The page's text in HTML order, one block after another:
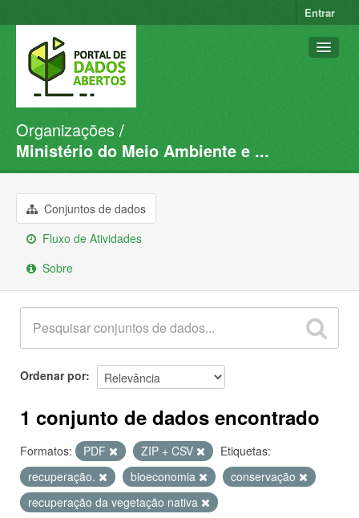
Entrar
Conjuntos de dados
Organizações
Sobre
Organizações
Ministério do Meio Ambiente e ...
Conjuntos de dados
Fluxo de Atividades
Sobre
Ordenar por
1 conjunto de dados encontrado
Formatos: PDF ZIP + CSV
Etiquetas:
recuperação.
bioeconomia
conservação
recuperação da vegetação nativa